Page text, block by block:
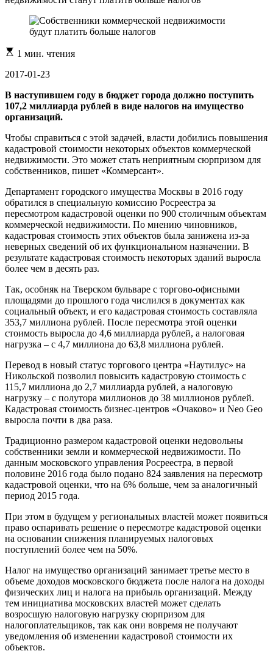
Расчетное
чтения
1 мин. чтения
2017-01-23
В наступившем году в бюджет города должно поступить
107,2 миллиарда рублей в виде налогов на имущество
организаций.
Чтобы справиться с этой задачей, власти добились повышения
кадастровой стоимости некоторых объектов коммерческой
недвижимости. Это может стать неприятным сюрпризом для
собственников, пишет «Коммерсант».
Департамент городского имущества Москвы в 2016 году
обратился в специальную комиссию Росреестра за
пересмотром кадастровой оценки по 900 столичным объектам
коммерческой недвижимости. По мнению чиновников,
кадастровая стоимость этих объектов была занижена из-за
неверных сведений об их функциональном назначении. В
результате кадастровая стоимость некоторых зданий выросла
более чем в десять раз.
Так, особняк на Тверском бульваре с торгово-офисными
площадями до прошлого года числился в документах как
социальный объект, и его кадастровая стоимость составляла
353,7 миллиона рублей. После пересмотра этой оценки
стоимость выросла до 4,6 миллиарда рублей, а налоговая
нагрузка – с 4,7 миллиона до 63,8 миллиона рублей.
Перевод в новый статус торгового центра «Наутилус» на
Никольской позволил повысить кадастровую стоимость с
115,7 миллиона до 2,7 миллиарда рублей, а налоговую
нагрузку – с полутора миллионов до 38 миллионов рублей.
Кадастровая стоимость бизнес-центров «Очаково» и Neo Geo
выросла почти в два раза.
Традиционно размером кадастровой оценки недовольны
собственники земли и коммерческой недвижимости. По
данным московского управления Росреестра, в первой
половине 2016 года было подано 824 заявления на пересмотр
кадастровой оценки, что на 6% больше, чем за аналогичный
период 2015 года.
При этом в будущем у региональных властей может появиться
право оспаривать решение о пересмотре кадастровой оценки
на основании снижения планируемых налоговых
поступлений более чем на 50%.
Налог на имущество организаций занимает третье место в
объеме доходов московского бюджета после налога на доходы
физических лиц и налога на прибыль организаций. Между
тем инициатива московских властей может сделать
возросшую налоговую нагрузку сюрпризом для
налогоплательщиков, так как они вовремя не получают
уведомления об изменении кадастровой стоимости их
объектов.